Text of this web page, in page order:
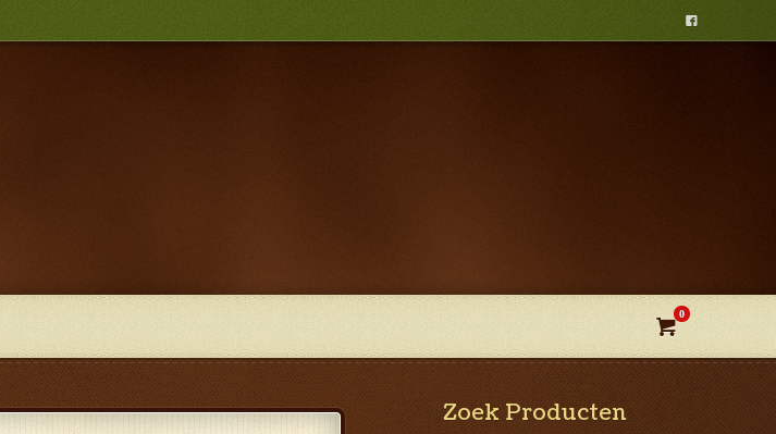


0
Zoek Producten